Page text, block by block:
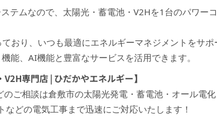
テムなので、太陽光・蓄電池・V2Hを1台のパワー
おり、いつも最適にエネルギーマネジメントをサ
能、AI機能と豊富なサービスを活用できます。
専門店 | ひだかやエネルギー】
ご相談は倉敷市の太陽光発電・蓄電池・オール電
どの電気工事まで迅速にご対応いたします！